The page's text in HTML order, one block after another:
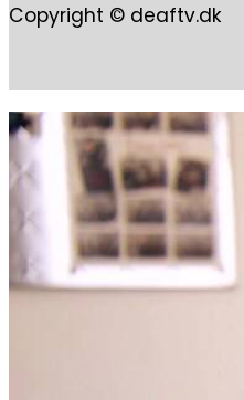
Copyright © deaftv.dk